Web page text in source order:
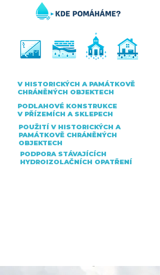
V HISTORICKÝCH A PAMÁTKOVĚ
CHRÁNĚNÝCH OBJEKTECH
PODLAHOVÉ KONSTRUKCE
V PŘÍZEMÍCH A SKLEPECH
POUŽITÍ V HISTORICKÝCH A
PAMÁTKOVĚ CHRÁNĚNÝCH
OBJEKTECH
PODPORA STÁVAJÍCÍCH
HYDROIZOLAČNÍCH OPATŘENÍ